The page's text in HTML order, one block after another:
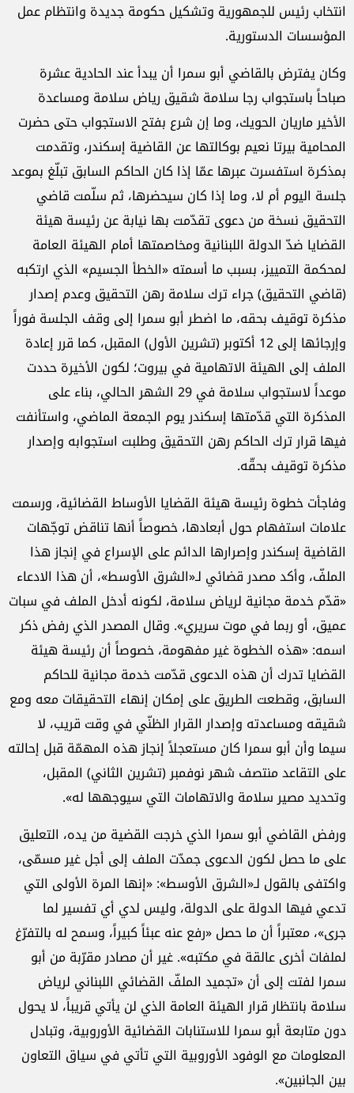
انتخاب رئيس للجمهورية وتشكيل حكومة جديدة وانتظام عمل
المؤسسات الدستورية.
وكان يفترض بالقاضي أبو سمرا أن يبدأ عند الحادية عشرة
صباحاً باستجواب رجا سلامة شقيق رياض سلامة ومساعدة
الأخير ماريان الحويك، وما إن شرع بفتح الاستجواب حتى حضرت
المحامية بيرتا نعيم بوكالتها عن القاضية إسكندر، وتقدمت
بمذكرة استفسرت عبرها عمّا إذا كان الحاكم السابق تبلّغ بموعد
جلسة اليوم أم لا، وما إذا كان سيحضرها، ثم سلّمت قاضي
التحقيق نسخة من دعوى تقدّمت بها نيابة عن رئيسة هيئة
القضايا ضدّ الدولة اللبنانية ومخاصمتها أمام الهيئة العامة
لمحكمة التمييز، بسبب ما أسمته «الخطأ الجسيم» الذي ارتكبه
(قاضي التحقيق) جراء ترك سلامة رهن التحقيق وعدم إصدار
مذكرة توقيف بحقه، ما اضطر أبو سمرا إلى وقف الجلسة فوراً
وإرجائها إلى 12 أكتوبر (تشرين الأول) المقبل، كما قرر إعادة
الملف إلى الهيئة الاتهامية في بيروت؛ لكون الأخيرة حددت
موعداً لاستجواب سلامة في 29 الشهر الحالي، بناء على
المذكرة التي قدّمتها إسكندر يوم الجمعة الماضي، واستأنفت
فيها قرار ترك الحاكم رهن التحقيق وطلبت استجوابه وإصدار
مذكرة توقيف بحقّه.
وفاجأت خطوة رئيسة هيئة القضايا الأوساط القضائية، ورسمت
علامات استفهام حول أبعادها، خصوصاً أنها تناقض توجّهات
القاضية إسكندر وإصرارها الدائم على الإسراع في إنجاز هذا
الملفّ، وأكد مصدر قضائي لـ«الشرق الأوسط»، أن هذا الادعاء
«قدّم خدمة مجانية لرياض سلامة، لكونه أدخل الملف في سبات
عميق، أو ربما في موت سريري». وقال المصدر الذي رفض ذكر
اسمه: «هذه الخطوة غير مفهومة، خصوصاً أن رئيسة هيئة
القضايا تدرك أن هذه الدعوى قدّمت خدمة مجانية للحاكم
السابق، وقطعت الطريق على إمكان إنهاء التحقيقات معه ومع
شقيقه ومساعدته وإصدار القرار الظنّي في وقت قريب، لا
سيما وأن أبو سمرا كان مستعجلاً إنجاز هذه المهمّة قبل إحالته
على التقاعد منتصف شهر نوفمبر (تشرين الثاني) المقبل،
وتحديد مصير سلامة والاتهامات التي سيوجهها له».
ورفض القاضي أبو سمرا الذي خرجت القضية من يده، التعليق
على ما حصل لكون الدعوى جمدّت الملف إلى أجل غير مسمّى،
واكتفى بالقول لـ«الشرق الأوسط»: «إنها المرة الأولى التي
تدعي فيها الدولة على الدولة، وليس لدي أي تفسير لما
جرى»، معتبراً أن ما حصل «رفع عنه عبئاً كبيراً، وسمح له بالتفرّغ
لملفات أخرى عالقة في مكتبه». غير أن مصادر مقرّبة من أبو
سمرا لفتت إلى أن «تجميد الملفّ القضائي اللبناني لرياض
سلامة بانتظار قرار الهيئة العامة الذي لن يأتي قريباً، لا يحول
دون متابعة أبو سمرا للاستنابات القضائية الأوروبية، وتبادل
المعلومات مع الوفود الأوروبية التي تأتي في سياق التعاون
بين الجانبين».